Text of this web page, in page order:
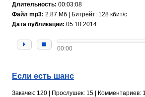
Длительность: 00:03:08
Файл mp3: 2.87 Мб | Битрейт: 128 кбит/с
Дата публикации: 05.10.2014
00:00
Если есть шанс
Закачек: 120 | Прослушек: 15 | Комментариев: 1